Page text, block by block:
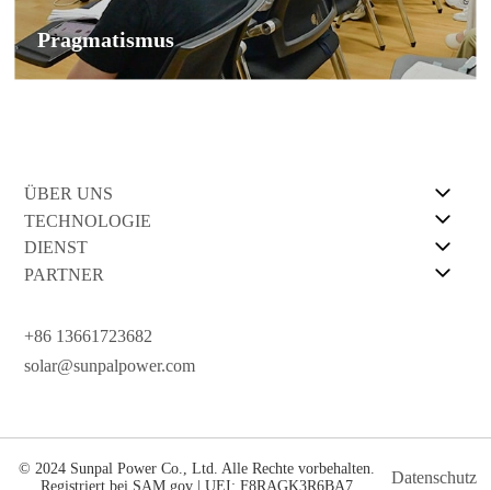
Pragmatismus
ÜBER UNS
TECHNOLOGIE
DIENST
PARTNER
+86 13661723682
solar@sunpalpower.com
© 2024 Sunpal Power Co., Ltd. Alle Rechte vorbehalten.
Registriert bei SAM.gov | UEI: F8RAGK3R6BA7
Datenschutz